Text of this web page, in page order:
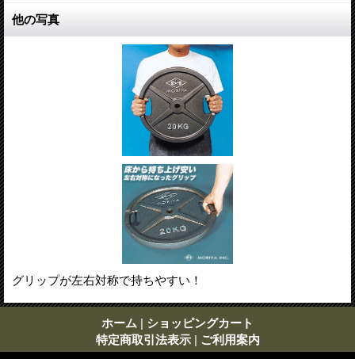
他の写真
グリップが左右対称で持ちやすい！
ホーム | ショッピングカート
特定商取引法表示 | ご利用案内